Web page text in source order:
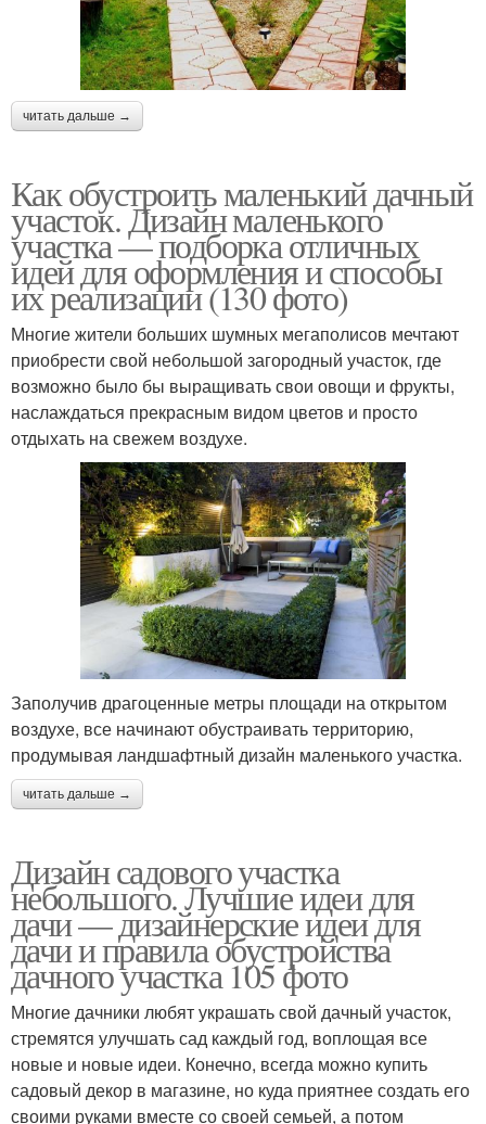
читать дальше →
Как обустроить маленький дачный
участок. Дизайн маленького
участка — подборка отличных
идей для оформления и способы
их реализации (130 фото)
Многие жители больших шумных мегаполисов мечтают
приобрести свой небольшой загородный участок, где
возможно было бы выращивать свои овощи и фрукты,
наслаждаться прекрасным видом цветов и просто
отдыхать на свежем воздухе.
Заполучив драгоценные метры площади на открытом
воздухе, все начинают обустраивать территорию,
продумывая ландшафтный дизайн маленького участка.
читать дальше →
Дизайн садового участка
небольшого. Лучшие идеи для
дачи — дизайнерские идеи для
дачи и правила обустройства
дачного участка 105 фото
Многие дачники любят украшать свой дачный участок,
стремятся улучшать сад каждый год, воплощая все
новые и новые идеи. Конечно, всегда можно купить
садовый декор в магазине, но куда приятнее создать его
своими руками вместе со своей семьей, а потом